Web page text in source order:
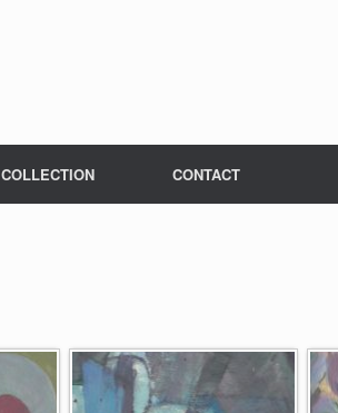
COLLECTION CONTACT